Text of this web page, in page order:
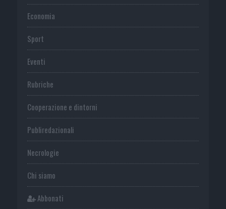
Economia
Sport
Eventi
Rubriche
Cooperazione e dintorni
Publiredazionali
Necrologie
Chi siamo
Abbonati